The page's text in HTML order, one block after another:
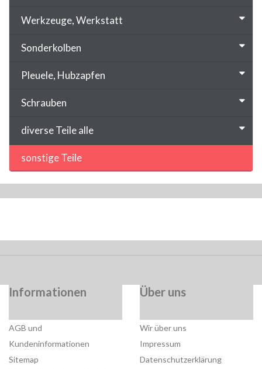
Werkzeuge, Werkstatt
Sonderkolben
Pleuele, Hubzapfen
Schrauben
diverse Teile alle
sonstige Teile
Informationen
AGB und
Kundeninformationen
Sitemap
Über uns
Wir über uns
Impressum
Datenschutzerklärung